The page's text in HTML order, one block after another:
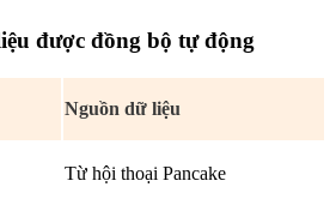
được đồng bộ tự động
Nguồn dữ liệu
Từ hội thoại Pancake